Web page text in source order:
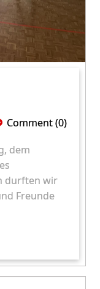
Comment (0)
dem
durften wir
Freunde